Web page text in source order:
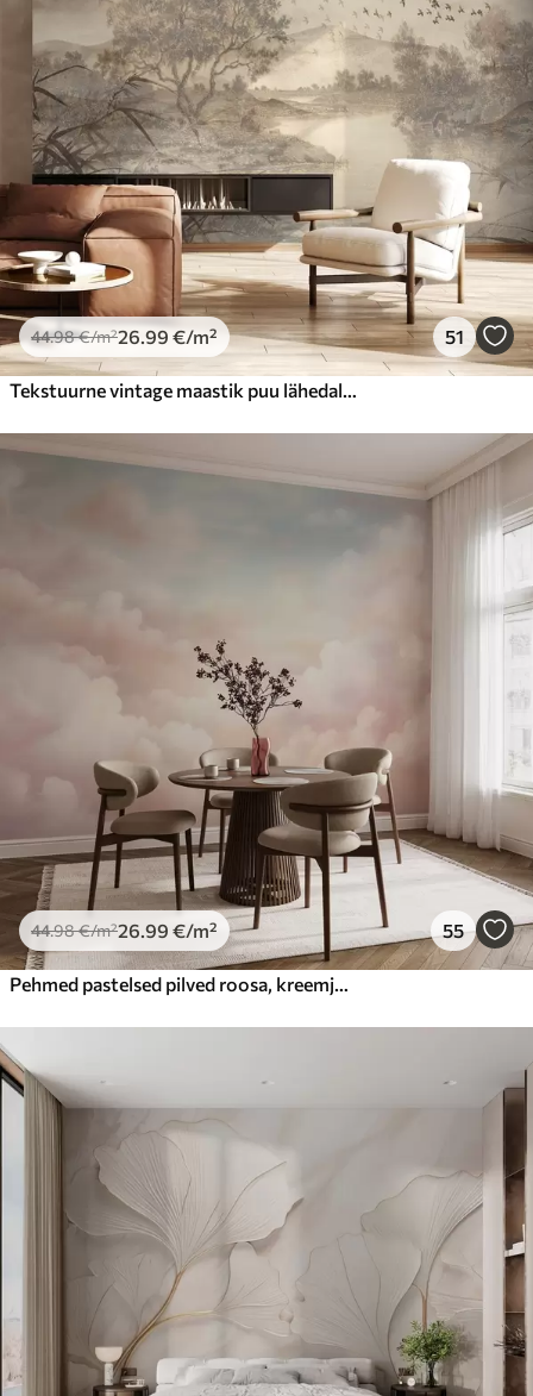
44.98€/m²26.99 €/m² 51
Tekstuurne vintage maastik puu lähedal jõe ja pilvine taevas, loodus kunsti seepia toonides
44.98€/m²26.99 €/m² 55
Pehmed pastelsed pilved roosa, kreemja ja sinise toonides